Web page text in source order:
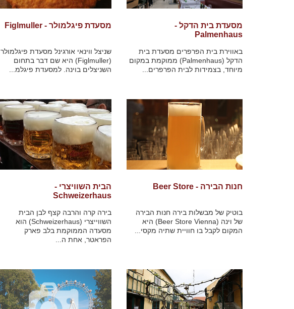
מסעדת בית הדקל -
Palmenhaus
באווירת בית הפרפרים מסעדת בית
הדקל (Palmenhaus) ממוקמת במקום
מיוחד, בצמידות לבית הפרפרים...
מסעדת פיגלמולר - Figlmuller
שניצל ווינאי אורגינל מסעדת פיגלמולר
(Figlmuller) היא שם דבר בתחום
השניצלים בוינה. למסעדת פיגלמ...
חנות הבירה - Beer Store
בוטיק של מבשלות בירה חנות הבירה
של וינה (Beer Store Vienna) היא
המקום לקבל בו חוויית שתיה מקסי...
הבית השוויצרי -
Schweizerhaus
בירה קרה והרבה קצף לבן הבית
השווייצרי (Schweizerhaus) הוא
מסעדה הממוקמת בלב פארק
הפראטר, אחת ה...